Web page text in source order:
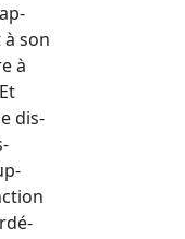
son
à
dis-